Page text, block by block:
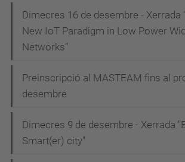
Dimecres 16 de desembre - Xerrada
New IoT Paradigm in Low Power
Networks”
Preinscripció al MASTEAM fins al
desembre
Dimecres 9 de desembre - Xerrada
Smart(er) city"